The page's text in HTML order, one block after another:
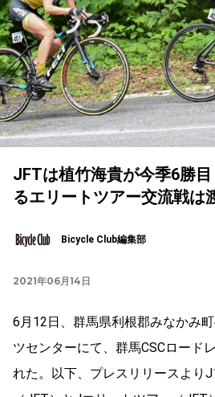
JFTは植竹海貴が今季6勝
るエリートツアー交流戦は
Bicycle Club編集部
2021年06月14日
6月12日、群馬県利根郡みなかみ
ツセンターにて、群馬CSCロード
れた。以下、プレスリリースより